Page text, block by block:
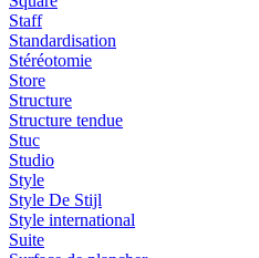
Staff
Standardisation
Stéréotomie
Store
Structure
Structure tendue
Stuc
Studio
Style
Style De Stijl
Style international
Suite